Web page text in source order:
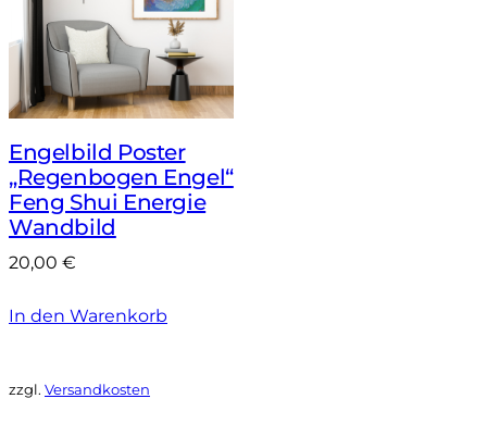
Engelbild Poster
„Regenbogen Engel“
Feng Shui Energie
Wandbild
20,00 €
In den Warenkorb
zzgl. Versandkosten